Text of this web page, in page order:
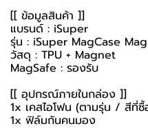
[[ ข้อมูลสินค้า ]]
แบรนด์ : iSuper
รุ่น : iSuper MagCase
วัสดุ : TPU + Magnet
MagSafe : รองรับ
[[ อุปกรณ์ภายในกล่อง ]]
1x เคสไอโฟน (ตามรุ่น / สีที่ซื้
1x ฟิล์มกันคนมอง